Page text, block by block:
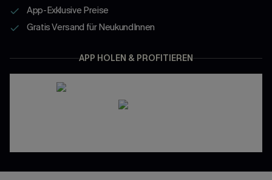
App-Exklusive Preise
Gratis Versand für NeukundInnen
APP HOLEN & PROFITIEREN